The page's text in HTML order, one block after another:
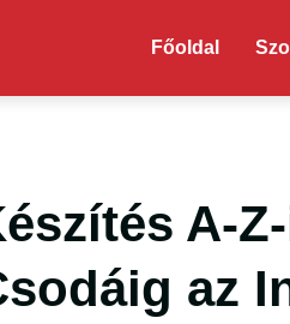
Főoldal
A-
az